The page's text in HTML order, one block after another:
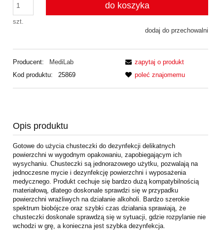
szt.
do koszyka
dodaj do przechowalni
Producent:
MediLab
Kod produktu:
25869
zapytaj o produkt
poleć znajomemu
Opis produktu
Gotowe do użycia chusteczki do dezynfekcji delikatnych
powierzchni w wygodnym opakowaniu, zapobiegającym ich
wysychaniu. Chusteczki są jednorazowego użytku, pozwalają na
jednoczesne mycie i dezynfekcję powierzchni i wyposażenia
medycznego. Produkt cechuje się bardzo dużą kompatybilnością
materiałową, dlatego doskonale sprawdzi się w przypadku
powierzchni wrażliwych na działanie alkoholi. Bardzo szerokie
spektrum biobójcze oraz szybki czas działania sprawiają, że
chusteczki doskonale sprawdzą się w sytuacji, gdzie rozpylanie nie
wchodzi w grę, a konieczna jest szybka dezynfekcja.